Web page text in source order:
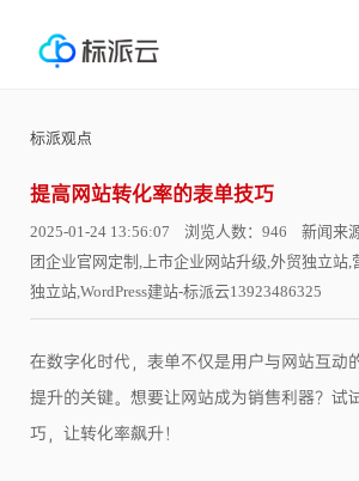
标派观点
提高网站转化率的表单技巧
2025-01-24 13:56:07 浏览人数：946 新闻来
团企业官网定制,上市企业网站升级,外贸独立站,
独立站,WordPress建站-标派云13923486325
在数字化时代，表单不仅是用户与网站互动
提升的关键。想要让网站成为销售利器？试
巧，让转化率飙升！